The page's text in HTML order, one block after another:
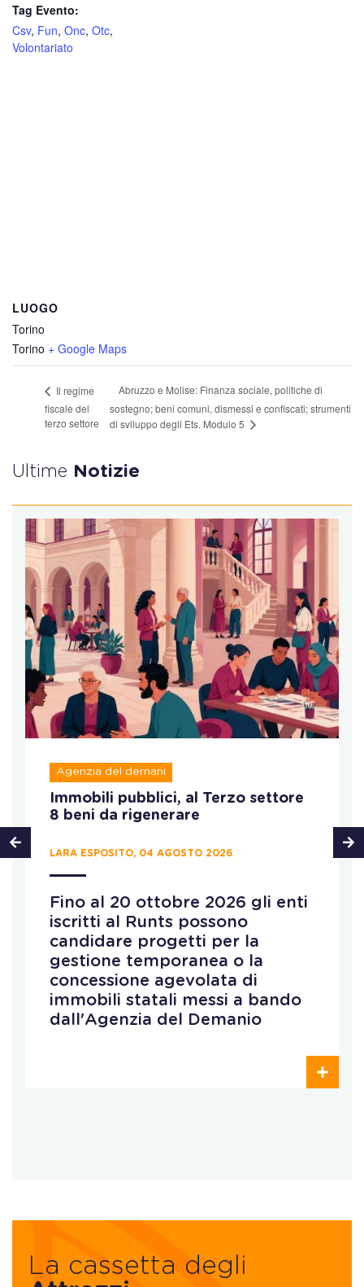
Tag Evento:
Csv, Fun, Onc, Otc,
Volontariato
LUOGO
Torino
Torino + Google Maps
Il regime
fiscale del
terzo settore
Abruzzo e Molise: Finanza sociale, politiche di
sostegno; beni comuni, dismessi e confiscati; strumenti
di sviluppo degli Ets. Modulo 5
Ultime Notizie
Agenzia del demani
Immobili pubblici, al Terzo settore
8 beni da rigenerare
LARA ESPOSITO, 04 AGOSTO 2026
Fino al 20 ottobre 2026 gli enti
iscritti al Runts possono
candidare progetti per la
gestione temporanea o la
concessione agevolata di
immobili statali messi a bando
dall'Agenzia del Demanio
La cassetta degli